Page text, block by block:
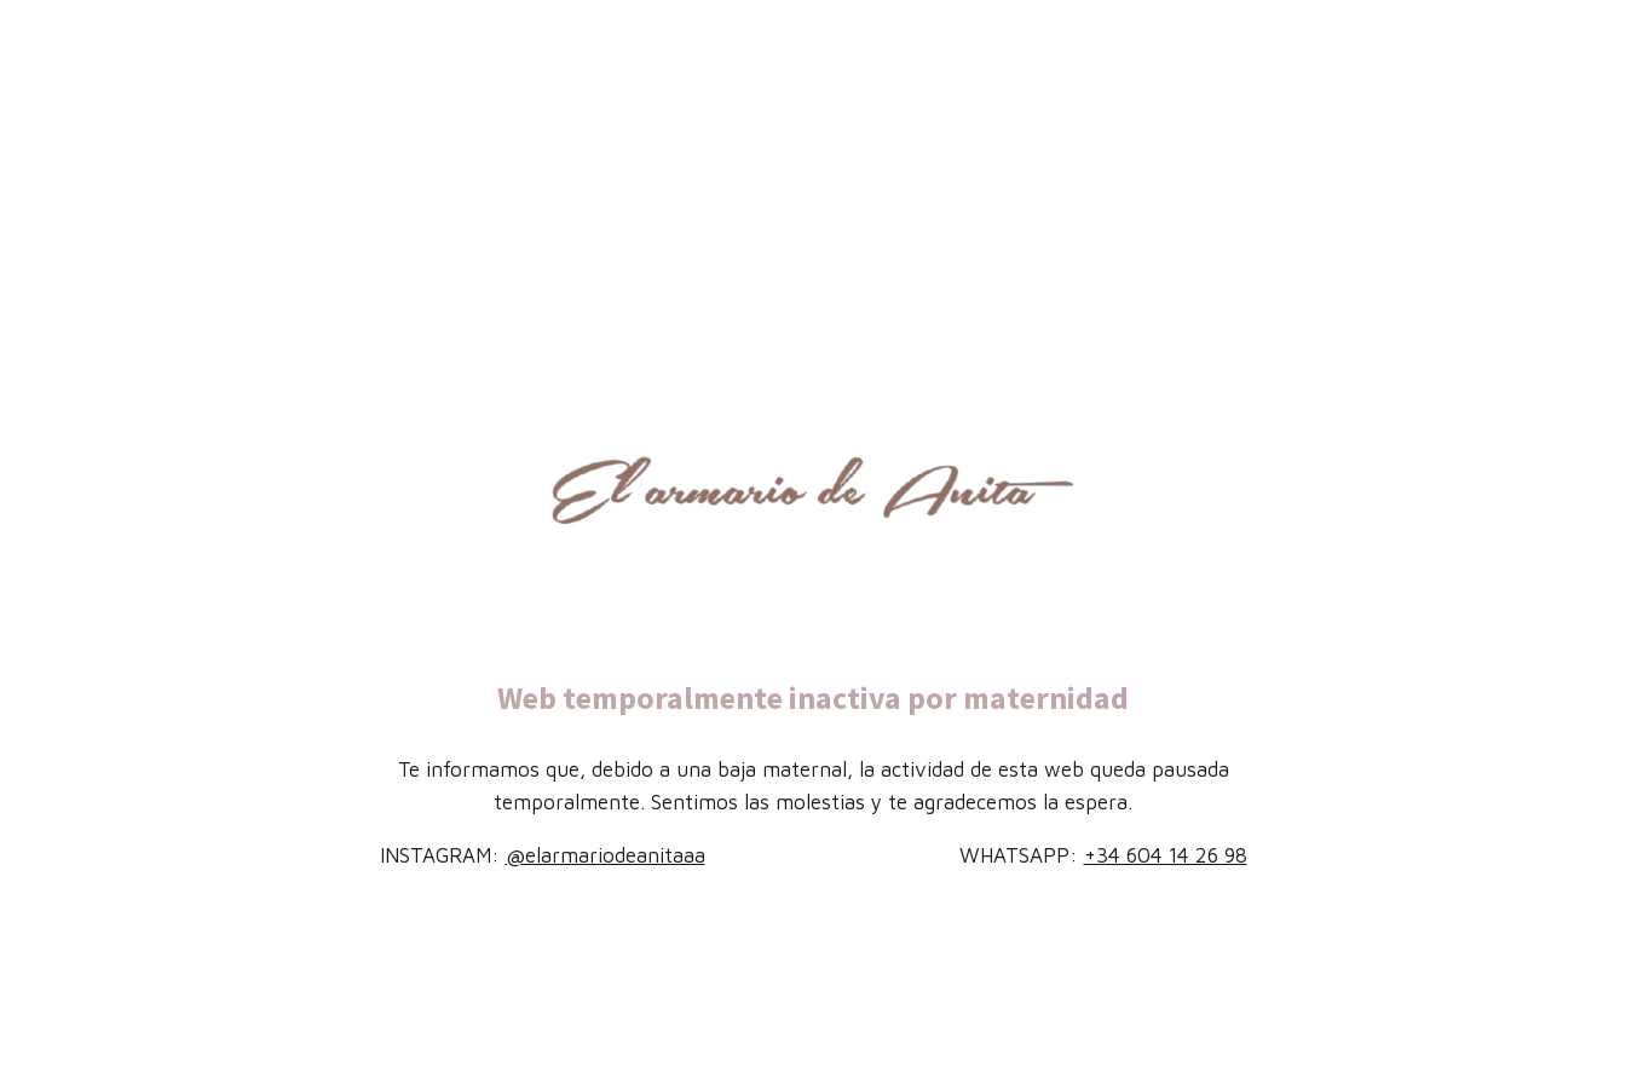
Web temporalmente inactiva por maternidad
Te informamos que, debido a una baja maternal, la actividad de esta web queda pausada
temporalmente. Sentimos las molestias y te agradecemos la espera.
INSTAGRAM: @elarmariodeanitaaa WHATSAPP: +34 604 14 26 98